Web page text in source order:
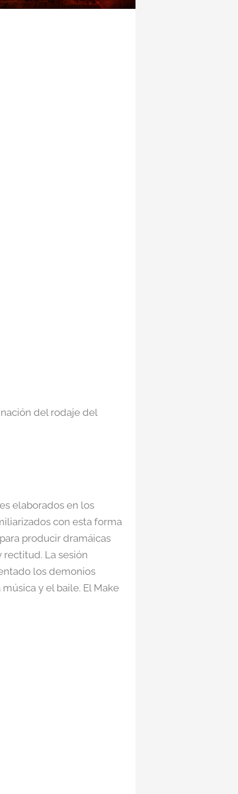
del rodaje del
elaborados en los
con esta forma
producir dramáicas
rectitud. La sesión
los demonios
y el baile. El Make